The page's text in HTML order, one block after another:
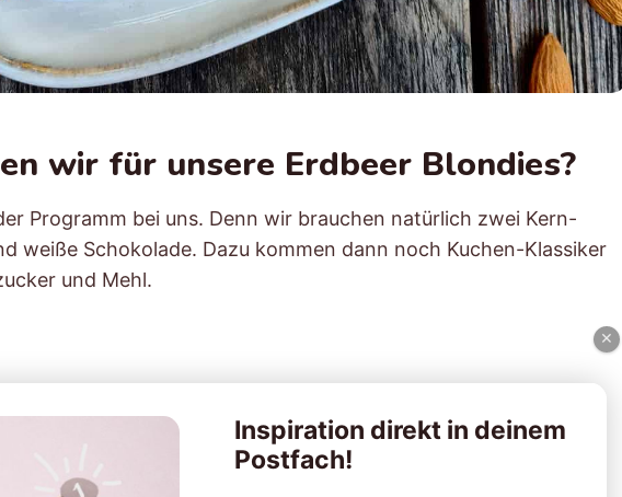
wir für unsere Erdbeer Blondies?
Programm bei uns. Denn wir brauchen natürlich zwei Kern-
weiße Schokolade. Dazu kommen dann noch Kuchen-Klassiker
und Mehl.
×
Inspiration direkt in deinem
Postfach!